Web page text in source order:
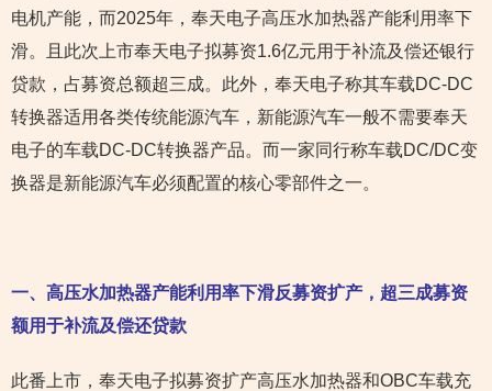
电机产能，而2025年，奉天电子高压水加热器产能利用率下
滑。且此次上市奉天电子拟募资1.6亿元用于补流及偿还银行
贷款，占募资总额超三成。此外，奉天电子称其车载DC-DC
转换器适用各类传统能源汽车，新能源汽车一般不需要奉天
电子的车载DC-DC转换器产品。而一家同行称车载DC/DC变
换器是新能源汽车必须配置的核心零部件之一。
一、高压水加热器产能利用率下滑反募资扩产，超三成募资
额用于补流及偿还贷款
此番上市，奉天电子拟募资扩产高压水加热器和OBC车载充